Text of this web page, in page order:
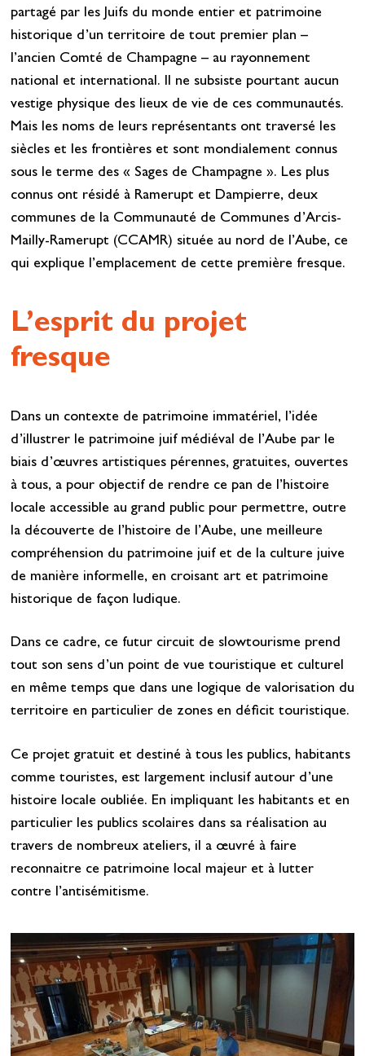
partagé par les Juifs du monde entier et patrimoine
historique d’un territoire de tout premier plan –
l’ancien Comté de Champagne – au rayonnement
national et international. Il ne subsiste pourtant aucun
vestige physique des lieux de vie de ces communautés.
Mais les noms de leurs représentants ont traversé les
siècles et les frontières et sont mondialement connus
sous le terme des « Sages de Champagne ». Les plus
connus ont résidé à Ramerupt et Dampierre, deux
communes de la Communauté de Communes d’Arcis-
Mailly-Ramerupt (CCAMR) située au nord de l’Aube, ce
qui explique l’emplacement de cette première fresque.
L’esprit du projet
fresque
Dans un contexte de patrimoine immatériel, l’idée
d’illustrer le patrimoine juif médiéval de l’Aube par le
biais d’œuvres artistiques pérennes, gratuites, ouvertes
à tous, a pour objectif de rendre ce pan de l’histoire
locale accessible au grand public pour permettre, outre
la découverte de l’histoire de l’Aube, une meilleure
compréhension du patrimoine juif et de la culture juive
de manière informelle, en croisant art et patrimoine
historique de façon ludique.
Dans ce cadre, ce futur circuit de slowtourisme prend
tout son sens d’un point de vue touristique et culturel
en même temps que dans une logique de valorisation du
territoire en particulier de zones en déficit touristique.
Ce projet gratuit et destiné à tous les publics, habitants
comme touristes, est largement inclusif autour d’une
histoire locale oubliée. En impliquant les habitants et en
particulier les publics scolaires dans sa réalisation au
travers de nombreux ateliers, il a œuvré à faire
reconnaitre ce patrimoine local majeur et à lutter
contre l’antisémitisme.